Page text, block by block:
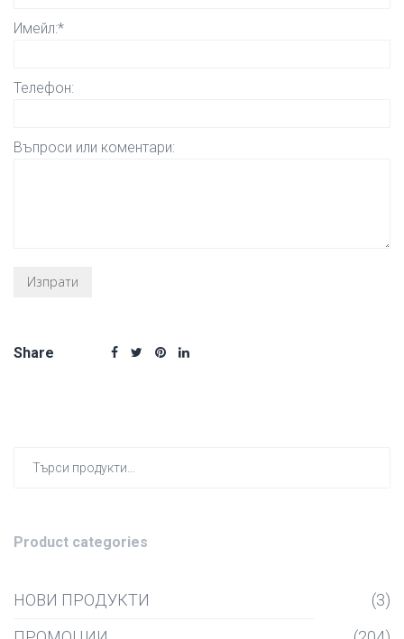
Имейл:*
Телефон:
Въпроси или коментари:
Share
Product categories
НОВИ ПРОДУКТИ
(3)